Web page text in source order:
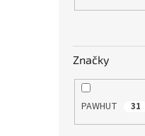
Značky
PAWHUT 31